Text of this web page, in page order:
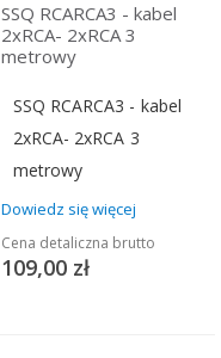
SSQ RCARCA3 - kabel
2xRCA- 2xRCA 3
metrowy
SSQ RCARCA3 - kabel
2xRCA- 2xRCA 3
metrowy
Dowiedz się więcej
Cena detaliczna brutto
109,00 zł